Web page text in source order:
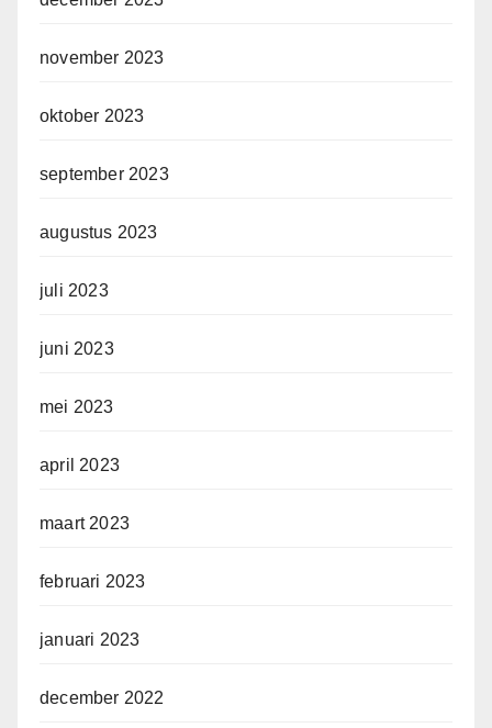
november 2023
oktober 2023
september 2023
augustus 2023
juli 2023
juni 2023
mei 2023
april 2023
maart 2023
februari 2023
januari 2023
december 2022